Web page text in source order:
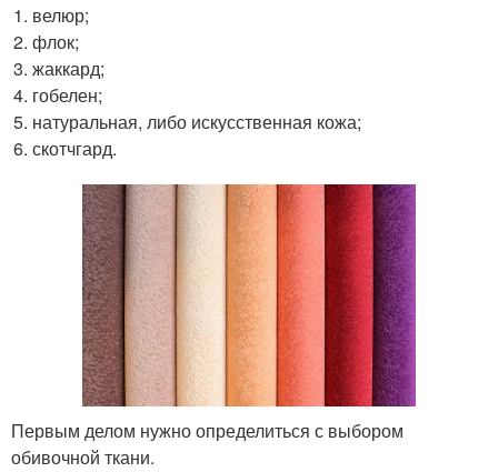
велюр;
флок;
жаккард;
гобелен;
натуральная, либо искусственная кожа;
скотчгард.
Первым делом нужно определиться с выбором
обивочной ткани.